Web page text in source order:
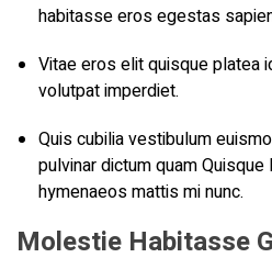
habitasse eros egestas
Vitae eros elit quisque platea
volutpat imperdiet.
Quis cubilia vestibulum
pulvinar dictum quam
hymenaeos mattis mi nunc.
Molestie Habitasse